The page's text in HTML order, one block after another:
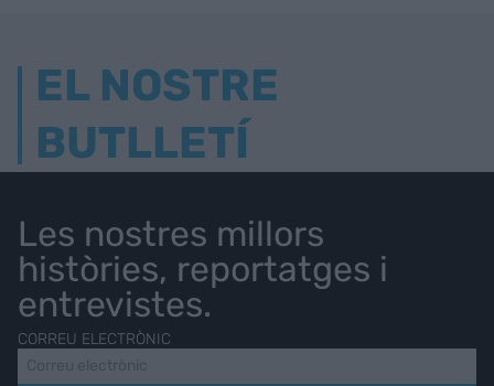
EL NOSTRE
BUTLLETÍ
Les nostres millors
històries, reportatges i
entrevistes.
CORREU ELECTRÒNIC